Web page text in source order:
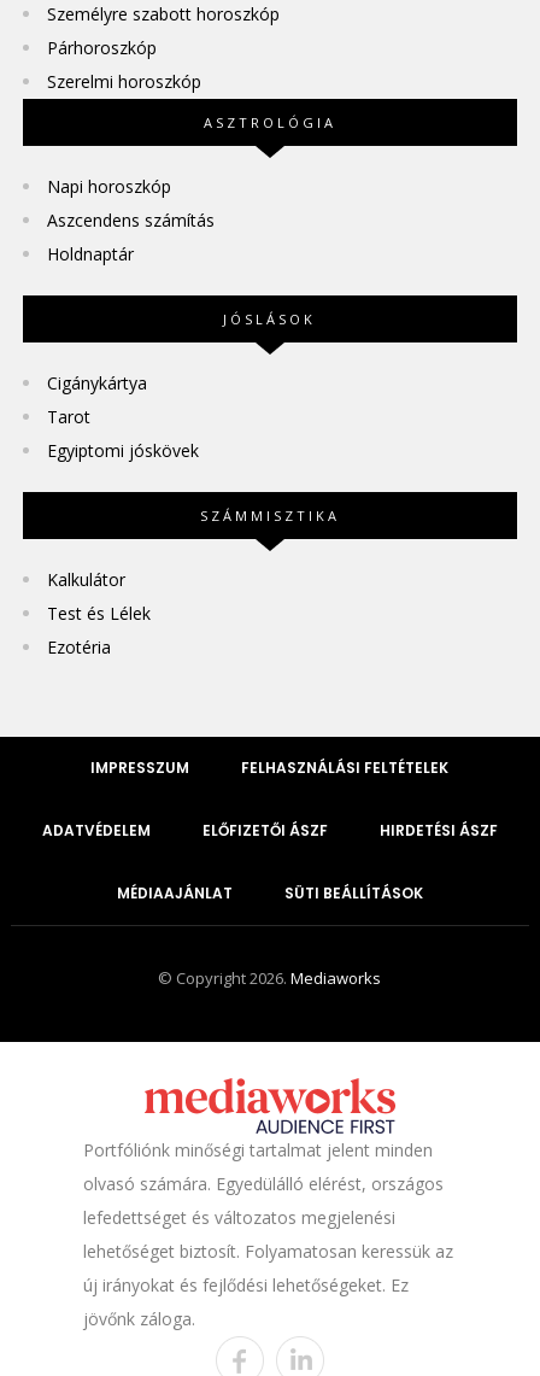
Személyre szabott horoszkóp
Párhoroszkóp
Szerelmi horoszkóp
ASZTROLÓGIA
Napi horoszkóp
Aszcendens számítás
Holdnaptár
JÓSLÁSOK
Cigánykártya
Tarot
Egyiptomi jóskövek
SZÁMMISZTIKA
Kalkulátor
Test és Lélek
Ezotéria
IMPRESSZUM FELHASZNÁLÁSI FELTÉTELEK
ADATVÉDELEM ELŐFIZETŐI ÁSZF HIRDETÉSI ÁSZF
MÉDIAAJÁNLAT SÜTI BEÁLLÍTÁSOK
© Copyright 2026.Mediaworks
Portfóliónk minőségi tartalmat jelent minden
olvasó számára. Egyedülálló elérést, országos
lefedettséget és változatos megjelenési
lehetőséget biztosít. Folyamatosan keressük az
új irányokat és fejlődési lehetőségeket. Ez
jövőnk záloga.